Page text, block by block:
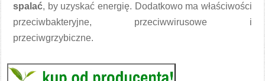
spalać, by uzyskać energię. Dodatkowo ma właściwości
przeciwbakteryjne, przeciwwirusowe i
przeciwgrzybiczne.